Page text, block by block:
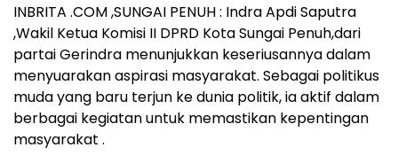
INBRITA .COM ,SUNGAI PENUH : Indra Apdi Saputra
,Wakil Ketua Komisi II DPRD Kota Sungai Penuh,dari
partai Gerindra menunjukkan keseriusannya dalam
menyuarakan aspirasi masyarakat. Sebagai politikus
muda yang baru terjun ke dunia politik, ia aktif dalam
berbagai kegiatan untuk memastikan kepentingan
masyarakat .